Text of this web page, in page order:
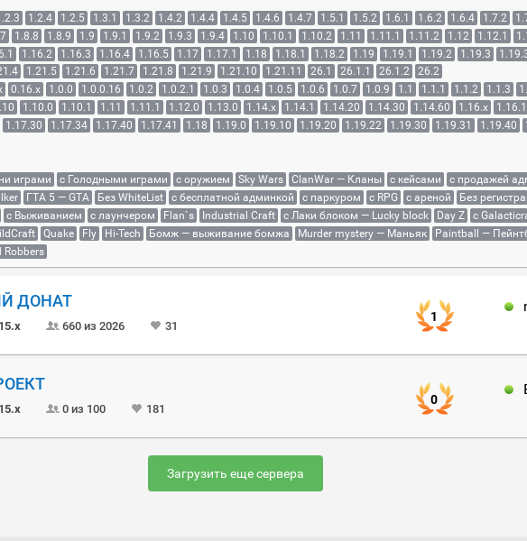
1.2.4 1.2.5 1.3.1 1.3.2 1.4.2 1.4.4 1.4.5 1.4.6 1.4.7 1.5.1 1.5.2 1.6.1 1.6.2 1.6.4 1.7.2
1.8.8 1.8.9 1.9 1.9.1 1.9.2 1.9.3 1.9.4 1.10 1.10.1 1.10.2 1.11 1.11.1 1.11.2 1.12 1.12.1
1.16.2 1.16.3 1.16.4 1.16.5 1.17 1.17.1 1.18 1.18.1 1.18.2 1.19 1.19.1 1.19.2 1.19.3
1.21.5 1.21.6 1.21.7 1.21.8 1.21.9 1.21.10 1.21.11 26.1 26.1.1 26.1.2 26.2
0.16.x 1.0.0 1.0.0.16 1.0.2 1.0.2.1 1.0.3 1.0.4 1.0.5 1.0.6 1.0.7 1.0.9 1.1 1.1.1 1.1.2 1.1.3
1.10.0 1.10.1 1.11 1.11.1 1.12.0 1.13.0 1.14.x 1.14.1 1.14.20 1.14.30 1.14.60 1.16.x 1.16.1
1.17.30 1.17.34 1.17.40 1.17.41 1.18 1.19.0 1.19.10 1.19.20 1.19.22 1.19.30 1.19.31 1.19.40
играми с Голодными играми с оружием Sky Wars ClanWar — Кланы с кейсами с продажей
ГТА 5 — GTA Без WhiteList с бесплатной админкой с паркуром с RPG с ареной Без
с Выживанием с лаунчером Flan`s Industrial Craft с Лаки блоком — Lucky block Day Z с
Quake Fly Hi-Tech Бомж — выживание бомжа Murder mystery — Маньяк Paintball —
ДОНАТ
660 из 2026 31
1
0 из 100 181
0
Загрузить еще сервера